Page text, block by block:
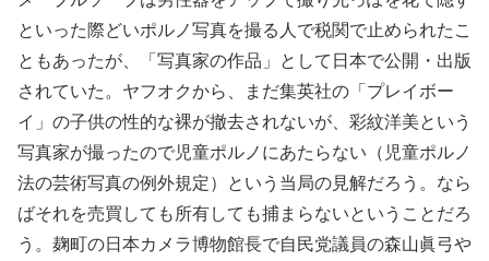
といった際どいポルノ写真を撮る人で税関で止められたこ
ともあったが、「写真家の作品」として日本で公開・出版
されていた。ヤフオクから、まだ集英社の「プレイボー
イ」の子供の性的な裸が撤去されないが、彩紋洋美という
写真家が撮ったので児童ポルノにあたらない（児童ポルノ
法の芸術写真の例外規定）という当局の見解だろう。なら
ばそれを売買しても所有しても捕まらないということだろ
う。麹町の日本カメラ博物館長で自民党議員の森山眞弓や